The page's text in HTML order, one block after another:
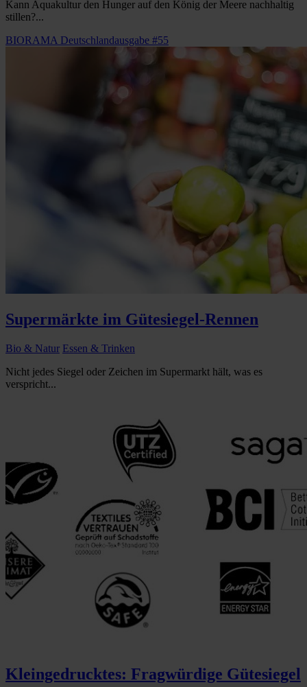
Kann Aquakultur den Hunger auf den König der Meere nachhaltig
stillen?...
BIORAMA Deutschlandausgabe #55
Supermärkte im Gütesiegel-Rennen
Bio & Natur Essen & Trinken
Nicht jedes Siegel oder Zeichen im Supermarkt hält, was es
verspricht...
Kleingedrucktes: Fragwürdige Gütesiegel